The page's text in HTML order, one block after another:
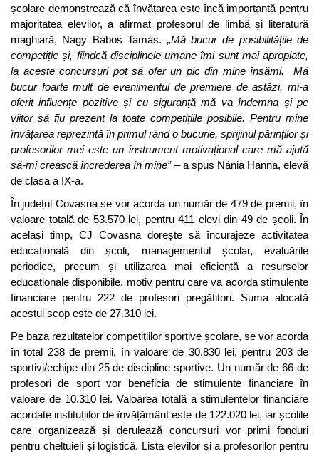
școlare demonstrează că învățarea este încă importantă pentru
majoritatea elevilor, a afirmat profesorul de limbă și literatură
maghiară, Nagy Babos Tamás. „Mă bucur de posibilitățile de
competiție și, fiindcă disciplinele umane îmi sunt mai apropiate,
la aceste concursuri pot să ofer un pic din mine însămi. Mă
bucur foarte mult de evenimentul de premiere de astăzi, mi-a
oferit influențe pozitive și cu siguranță mă va îndemna și pe
viitor să fiu prezent la toate competițiile posibile. Pentru mine
învățarea reprezintă în primul rând o bucurie, sprijinul părinților și
profesorilor mei este un instrument motivațional care mă ajută
să-mi crească încrederea în mine”– a spus Nánia Hanna, elevă
de clasa a IX-a.
În județul Covasna se vor acorda un număr de 479 de premii, în
valoare totală de 53.570 lei, pentru 411 elevi din 49 de școli. În
același timp, CJ Covasna dorește să încurajeze activitatea
educațională din școli, managementul școlar, evaluările
periodice, precum și utilizarea mai eficientă a resurselor
educaționale disponibile, motiv pentru care va acorda stimulente
financiare pentru 222 de profesori pregătitori. Suma alocată
acestui scop este de 27.310 lei.
Pe baza rezultatelor competițiilor sportive școlare, se vor acorda
în total 238 de premii, în valoare de 30.830 lei, pentru 203 de
sportivi/echipe din 25 de discipline sportive. Un număr de 66 de
profesori de sport vor beneficia de stimulente financiare în
valoare de 10.310 lei. Valoarea totală a stimulentelor financiare
acordate instituțiilor de învățământ este de 122.020 lei, iar școlile
care organizează și derulează concursuri vor primi fonduri
pentru cheltuieli și logistică. Lista elevilor și a profesorilor pentru